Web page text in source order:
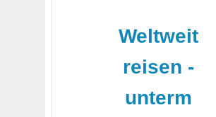
Weltweit
reisen -
unterm